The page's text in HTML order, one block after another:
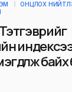
ОНЦЛОХ